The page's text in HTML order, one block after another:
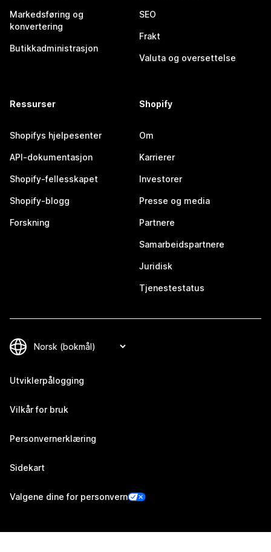
Markedsføring og
konvertering
Butikkadministrasjon
SEO
Frakt
Valuta og oversettelse
Ressurser
Shopifys hjelpesenter
API-dokumentasjon
Shopify-fellesskapet
Shopify-blogg
Forskning
Shopify
Om
Karrierer
Investorer
Presse og media
Partnere
Samarbeidspartnere
Juridisk
Tjenestestatus
Utviklerpålogging
Vilkår for bruk
Personvernerklæring
Sidekart
Valgene dine for personvern